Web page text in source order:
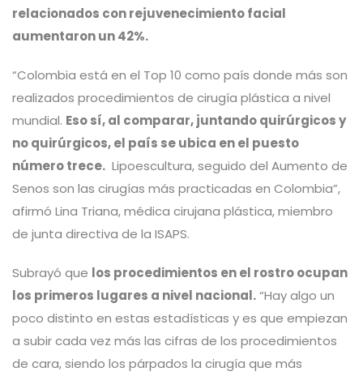
relacionados con rejuvenecimiento facial
aumentaron un 42%.
“Colombia está en el Top 10 como país donde más son
realizados procedimientos de cirugía plástica a nivel
mundial. Eso sí, al comparar, juntando quirúrgicos y
no quirúrgicos, el país se ubica en el puesto
número trece. Lipoescultura, seguido del Aumento de
Senos son las cirugías más practicadas en Colombia”,
afirmó Lina Triana, médica cirujana plástica, miembro
de junta directiva de la ISAPS.
Subrayó que los procedimientos en el rostro ocupan
los primeros lugares a nivel nacional.“Hay algo un
poco distinto en estas estadísticas y es que empiezan
a subir cada vez más las cifras de los procedimientos
de cara, siendo los párpados la cirugía que más